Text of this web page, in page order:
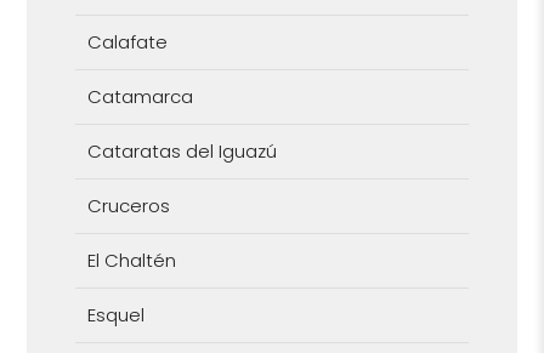
Calafate
Catamarca
Cataratas del Iguazú
Cruceros
El Chaltén
Esquel